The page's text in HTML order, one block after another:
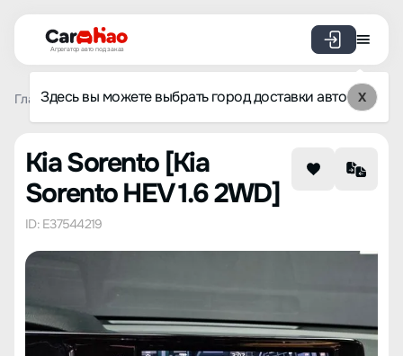
Агрегатор авто под заказ
Здесь вы можете выбрать город доставки авто X
Главная Каталог авто из Кореи Kia Sorento Kia
Kia Sorento [Kia
Sorento HEV 1.6 2WD]
ID: E37544219